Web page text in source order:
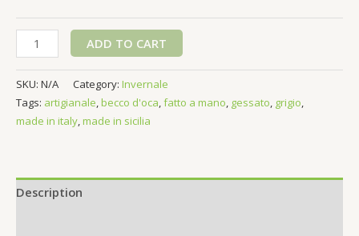
Berretto
a
Becco
D'oca
gessato
grigio
ADD TO CART
SKU: N/A Category: Invernale
Tags: artigianale,becco d'oca,fatto a mano, gessato, grigio,
made in italy,made in sicilia
Description